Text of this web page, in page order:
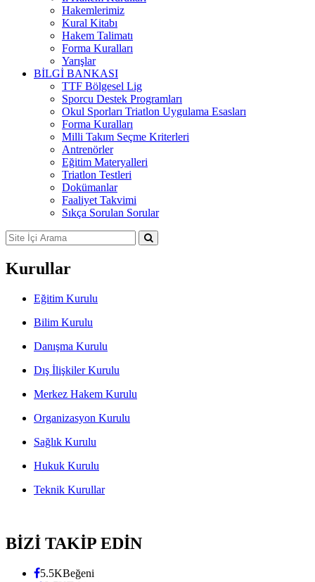
Hakemlerimiz
Kural Kitabı
Hakem Talimatı
Forma Kuralları
Yarışlar
BİLGİ BANKASI
TTF Bölgesel Lig
Sporcu Destek Programları
Okul Sporları Triatlon Uygulama Esasları
Forma Kuralları
Milli Takım Seçme Kriterleri
Antrenörler
Eğitim Materyalleri
Triatlon Testleri
Dokümanlar
Faaliyet Takvimi
Sıkça Sorulan Sorular
Kurullar
Eğitim Kurulu
Bilim Kurulu
Danışma Kurulu
Dış İlişkiler Kurulu
Merkez Hakem Kurulu
Organizasyon Kurulu
Sağlık Kurulu
Hukuk Kurulu
Teknik Kurullar
BİZİ TAKİP EDİN
5.5KBeğeni